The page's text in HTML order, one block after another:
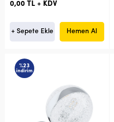
0,00 TL + KDV
+ Sepete Ekle Hemen Al
%23
indirim